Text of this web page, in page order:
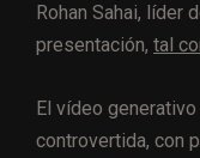
Rohan Sahai, líder
presentación, tal
El vídeo
controvertida, con